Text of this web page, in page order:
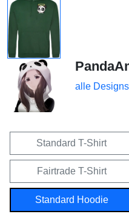
alle
Standard T-Shirt
Fairtrade T-Shirt
Standard Hoodie